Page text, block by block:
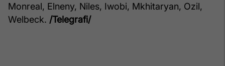
Monreal, Elneny, Niles, Iwobi, Mkhitaryan, Ozil,
Welbeck. /Telegrafi/